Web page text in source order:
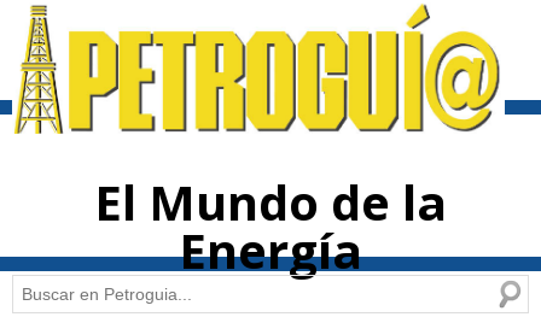
contenido
El Mundo de la
Energía
Buscar